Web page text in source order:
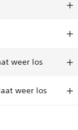
weer los
weer los